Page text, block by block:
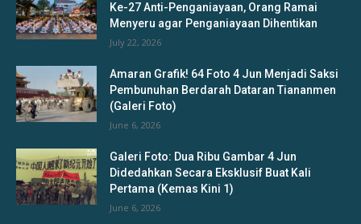
Ke-27 Anti-Penganiayaan, Orang Ramai
Menyeru agar Penganiayaan Dihentikan
July 22, 2026
Amaran Grafik! 64 Foto 4 Jun Menjadi Saksi
Pembunuhan Berdarah Dataran Tiananmen
(Galeri Foto)
June 6, 2026
Galeri Foto: Dua Ribu Gambar 4 Jun
Didedahkan Secara Eksklusif Buat Kali
Pertama (Kemas Kini 1)
June 6, 2026